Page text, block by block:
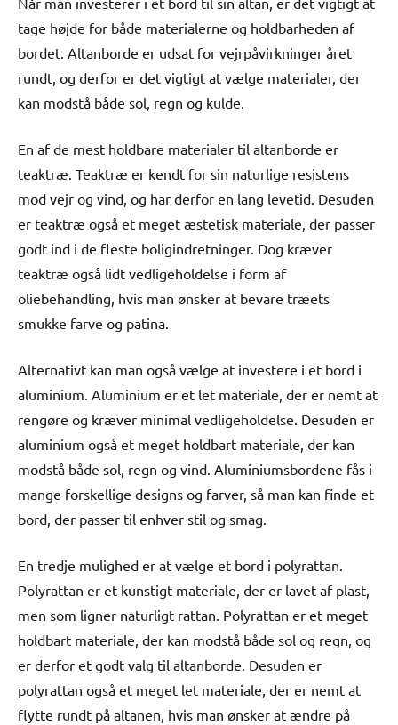
tage højde for både materialerne og holdbarheden af
bordet. Altanborde er udsat for vejrpåvirkninger året
rundt, og derfor er det vigtigt at vælge materialer, der
kan modstå både sol, regn og kulde.
En af de mest holdbare materialer til altanborde er
teaktræ. Teaktræ er kendt for sin naturlige resistens
mod vejr og vind, og har derfor en lang levetid. Desuden
er teaktræ også et meget æstetisk materiale, der passer
godt ind i de fleste boligindretninger. Dog kræver
teaktræ også lidt vedligeholdelse i form af
oliebehandling, hvis man ønsker at bevare træets
smukke farve og patina.
Alternativt kan man også vælge at investere i et bord i
aluminium. Aluminium er et let materiale, der er nemt at
rengøre og kræver minimal vedligeholdelse. Desuden er
aluminium også et meget holdbart materiale, der kan
modstå både sol, regn og vind. Aluminiumsbordene fås i
mange forskellige designs og farver, så man kan finde et
bord, der passer til enhver stil og smag.
En tredje mulighed er at vælge et bord i polyrattan.
Polyrattan er et kunstigt materiale, der er lavet af plast,
men som ligner naturligt rattan. Polyrattan er et meget
holdbart materiale, der kan modstå både sol og regn, og
er derfor et godt valg til altanborde. Desuden er
polyrattan også et meget let materiale, der er nemt at
flytte rundt på altanen, hvis man ønsker at ændre på